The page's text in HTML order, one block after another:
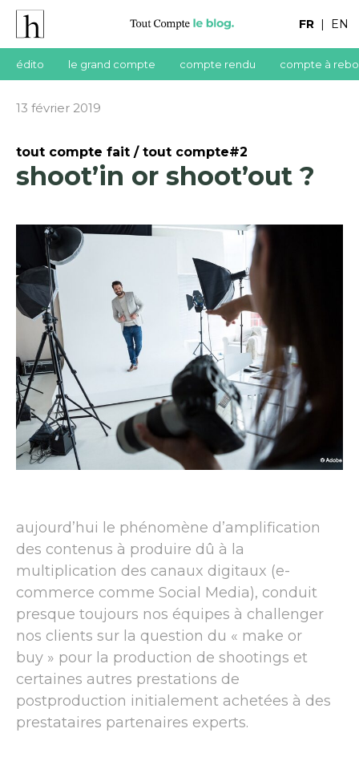
FR | EN
édito le grand compte compte rendu compte à
13 février 2019
tout compte fait / tout compte#2
shoot’in or shoot’out ?
aujourd’hui le phénomène d’amplification
des contenus à produire dû à la
multiplication des canaux digitaux (e-
commerce comme Social Media), conduit
presque toujours nos équipes à challenger
nos clients sur la question du « make or
buy » pour la production de shootings et
certaines autres prestations de
postproduction initialement achetées à des
prestataires partenaires experts.